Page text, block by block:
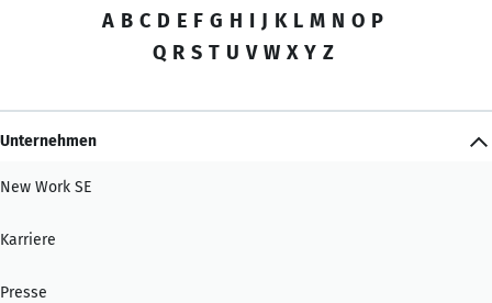
A B C D E F G H I J K L M N O P
Q R S T U V W X Y Z
Unternehmen
New Work SE
Karriere
Presse